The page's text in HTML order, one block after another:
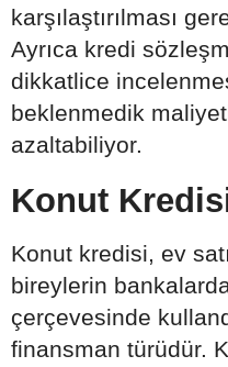
karşılaştırılması
Ayrıca kredi
dikkatlice
beklenmedik
azaltabiliyor.
Konut
Konut kredisi, ev
bireylerin
çerçevesinde
finansman türüdür.